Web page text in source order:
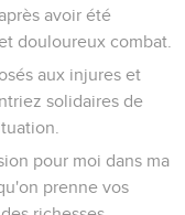
avoir été
douloureux combat.
aux injures et
solidaires de
pour moi dans ma
prenne vos